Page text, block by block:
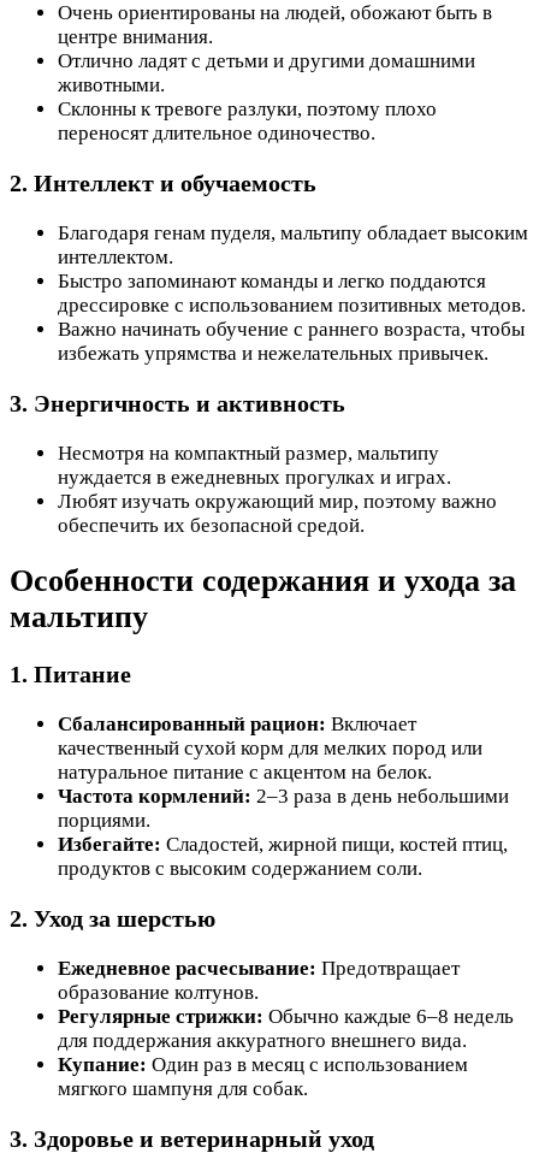
Очень ориентированы на людей, обожают быть в
центре внимания.
Отлично ладят с детьми и другими домашними
животными.
Склонны к тревоге разлуки, поэтому плохо
переносят длительное одиночество.
2. Интеллект и обучаемость
Благодаря генам пуделя, мальтипу обладает высоким
интеллектом.
Быстро запоминают команды и легко поддаются
дрессировке с использованием позитивных методов.
Важно начинать обучение с раннего возраста, чтобы
избежать упрямства и нежелательных привычек.
3. Энергичность и активность
Несмотря на компактный размер, мальтипу
нуждается в ежедневных прогулках и играх.
Любят изучать окружающий мир, поэтому важно
обеспечить их безопасной средой.
Особенности содержания и ухода за
мальтипу
1. Питание
Сбалансированный рацион: Включает
качественный сухой корм для мелких пород или
натуральное питание с акцентом на белок.
Частота кормлений: 2–3 раза в день небольшими
порциями.
Избегайте: Сладостей, жирной пищи, костей птиц,
продуктов с высоким содержанием соли.
2. Уход за шерстью
Ежедневное расчесывание: Предотвращает
образование колтунов.
Регулярные стрижки: Обычно каждые 6–8 недель
для поддержания аккуратного внешнего вида.
Купание: Один раз в месяц с использованием
мягкого шампуня для собак.
3. Здоровье и ветеринарный уход